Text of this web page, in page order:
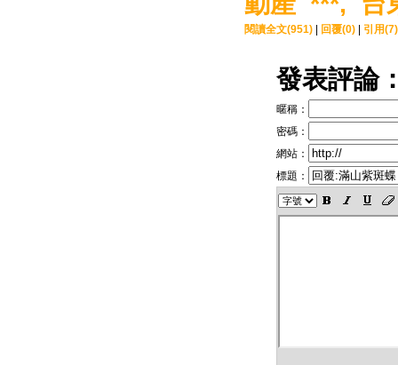
閱讀全文(951) 回覆(0) 引用(7)
發表評論
暱稱：
密碼：
網站：
標題：